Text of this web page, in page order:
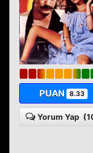
PUAN 8.33
Yorum Yap